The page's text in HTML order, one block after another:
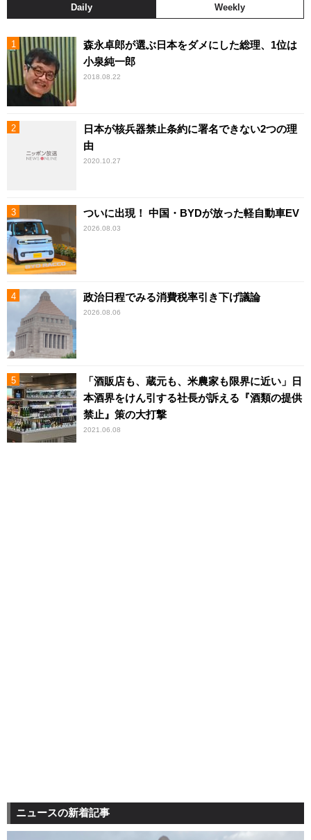
Daily Weekly
森永卓郎が選ぶ日本をダメにした総理、1位は
小泉純一郎
2018.08.22
日本が核兵器禁止条約に署名できない2つの理
由
2020.10.27
ついに出現！ 中国・BYDが放った軽自動車EV
2026.08.03
政治日程でみる消費税率引き下げ議論
2026.08.06
「酒販店も、蔵元も、米農家も限界に近い」日
本酒界をけん引する社長が訴える『酒類の提供
禁止』策の大打撃
2021.06.08
ニュースの新着記事